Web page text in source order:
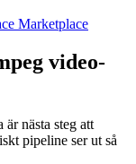
Marketplace
video-
nästa steg att
pipeline ser ut så